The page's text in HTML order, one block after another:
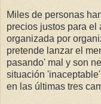
Miles de personas
precios justos para el
organizada por
pretende lanzar el
pasando' mal y son
situación
en las últimas tres